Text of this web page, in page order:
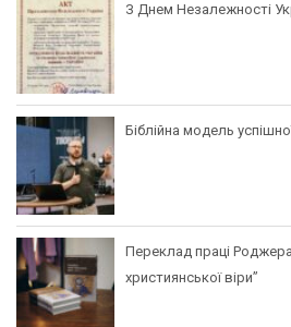
З Днем Незалежності
Біблійна модель
Переклад праці
християнської віри”